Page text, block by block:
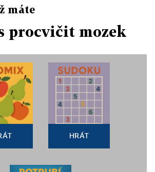
máte
procvičit mozek
HRÁT